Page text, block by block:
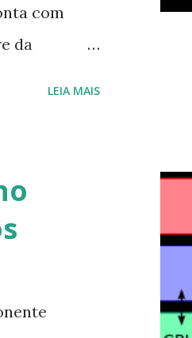
com
da
Kernel
e
LEIA MAIS